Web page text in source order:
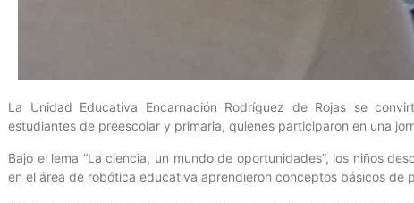
La Unidad Educativa Encarnación Rodríguez de Rojas se
estudiantes de preescolar y primaria, quienes participaron en una
Bajo el lema “La ciencia, un mundo de oportunidades”, los niños
en el área de robótica educativa aprendieron conceptos básicos de